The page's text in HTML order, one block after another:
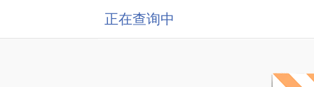
正在查询中